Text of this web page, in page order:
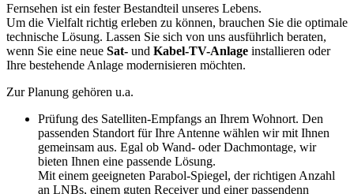
Fernsehen ist ein fester Bestandteil unseres Lebens.
Um die Vielfalt richtig erleben zu können, brauchen Sie die optimale
technische Lösung. Lassen Sie sich von uns ausführlich beraten,
wenn Sie eine neue Sat- und Kabel-TV-Anlage installieren oder
Ihre bestehende Anlage modernisieren möchten.
Zur Planung gehören u.a.
Prüfung des Satelliten-Empfangs an Ihrem Wohnort. Den
passenden Standort für Ihre Antenne wählen wir mit Ihnen
gemeinsam aus. Egal ob Wand- oder Dachmontage, wir
bieten Ihnen eine passende Lösung.
Mit einem geeigneten Parabol-Spiegel, der richtigen Anzahl
an LNBs, einem guten Receiver und einer passendenn